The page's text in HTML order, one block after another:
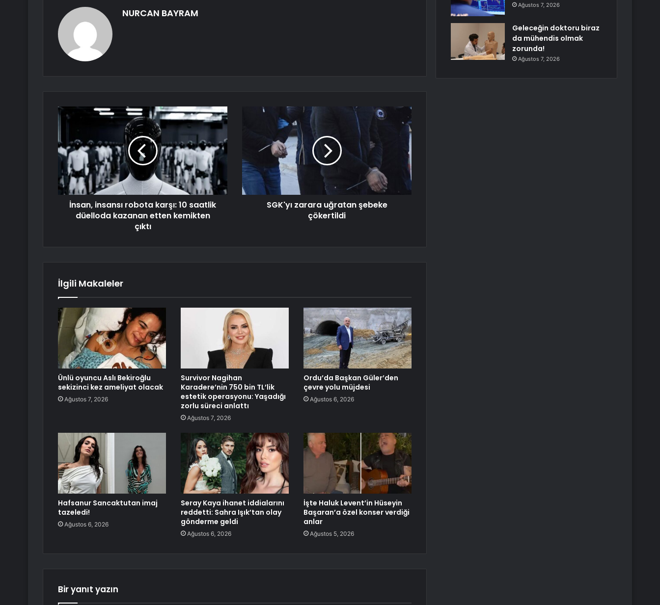
NURCAN BAYRAM
İnsan, insansı robota karşı: 10 saatlik
düelloda kazanan etten kemikten
çıktı
SGK'yı zarara uğratan şebeke
çökertildi
İlgili Makaleler
Ünlü oyuncu Aslı Bekiroğlu
sekizinci kez ameliyat olacak
Ağustos 7, 2026
Survivor Nagihan
Karadere’nin 750 bin TL’lik
estetik operasyonu: Yaşadığı
zorlu süreci anlattı
Ağustos 7, 2026
Ordu’da Başkan Güler’den
çevre yolu müjdesi
Ağustos 6, 2026
Hafsanur Sancaktutan imaj
tazeledi!
Ağustos 6, 2026
Seray Kaya ihanet iddialarını
reddetti: Sahra Işık’tan olay
gönderme geldi
Ağustos 6, 2026
İşte Haluk Levent’in Hüseyin
Başaran’a özel konser verdiği
anlar
Ağustos 5, 2026
Bir yanıt yazın
Ağustos 7, 2026
Geleceğin doktoru biraz
da mühendis olmak
zorunda!
Ağustos 7, 2026